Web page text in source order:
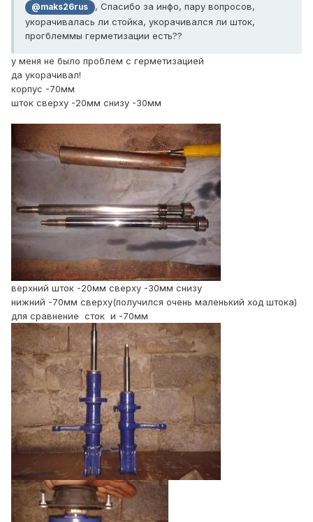
@maks26rus
, Спасибо за инфо, пару вопросов,
укорачивалась ли стойка, укорачивался ли шток,
прогблеммы герметизации есть??
у меня не было проблем с герметизацией
да укорачивал!
корпус -70мм
шток сверху -20мм снизу -30мм
верхний шток -20мм сверху -30мм снизу
нижний -70мм сверху(получился очень маленький ход штока)
для сравнение сток и -70мм